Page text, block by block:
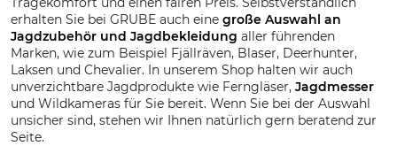
erhalten Sie bei GRUBE auch eine große Auswahl an
Jagdzubehör und Jagdbekleidung aller führenden
Marken, wie zum Beispiel Fjällräven, Blaser, Deerhunter,
Laksen und Chevalier. In unserem Shop halten wir auch
unverzichtbare Jagdprodukte wie Ferngläser, Jagdmesser
und Wildkameras für Sie bereit. Wenn Sie bei der Auswahl
unsicher sind, stehen wir Ihnen natürlich gern beratend zur
Seite.